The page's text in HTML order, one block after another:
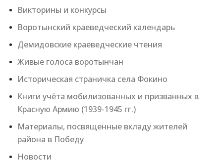
Викторины и конкурсы
Воротынский краеведческий календарь
Демидовские краеведческие чтения
Живые голоса воротынчан
Историческая страничка села Фокино
Книги учёта мобилизованных и призванных в
Красную Армию (1939-1945 гг.)
Материалы, посвященные вкладу жителей
района в Победу
Новости